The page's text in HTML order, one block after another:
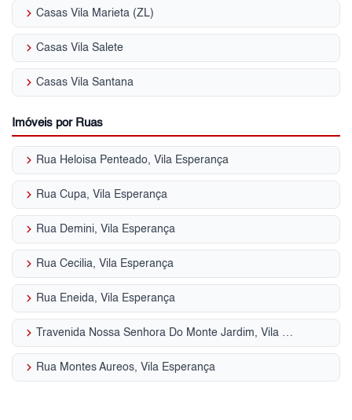
keyboard_arrow_right Casas Vila Marieta (ZL)
keyboard_arrow_right Casas Vila Salete
keyboard_arrow_right Casas Vila Santana
Imóveis por Ruas
keyboard_arrow_right Rua Heloisa Penteado, Vila Esperança
keyboard_arrow_right Rua Cupa, Vila Esperança
keyboard_arrow_right Rua Demini, Vila Esperança
keyboard_arrow_right Rua Cecilia, Vila Esperança
keyboard_arrow_right Rua Eneida, Vila Esperança
keyboard_arrow_right Travenida Nossa Senhora Do Monte Jardim, Vila Esperança
keyboard_arrow_right Rua Montes Aureos, Vila Esperança